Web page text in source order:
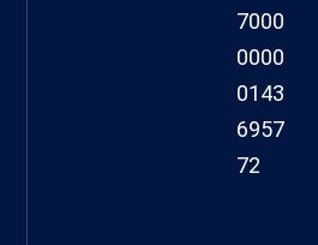
7000
0000
0143
6957
72